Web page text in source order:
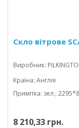
Скло вітрове
Виробник:
Країна: Англія
Примітка: зел.;
8 210,33 грн.